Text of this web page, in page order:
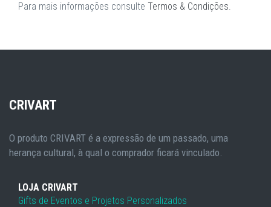
Para mais informações consulte Termos & Condições.
CRIVART
O produto CRIVART é a expressão de um passado, uma
herança cultural, à qual o comprador ficará vinculado.
LOJA CRIVART
Gifts de Eventos e Projetos Personalizados